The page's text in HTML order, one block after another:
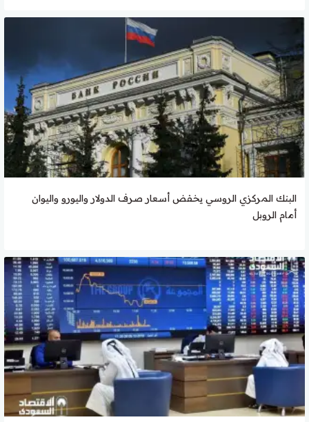
البنك المركزي الروسي يخفض أسعار صرف الدولار واليورو واليوان
أمام الروبل